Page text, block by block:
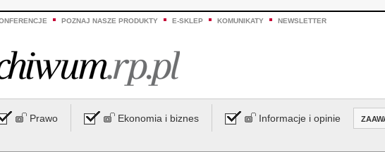
POZNAJ NASZE PRODUKTY E-SKLEP KOMUNIKATY NEWSLETTER
Prawo Ekonomia i biznes Informacje i opinie